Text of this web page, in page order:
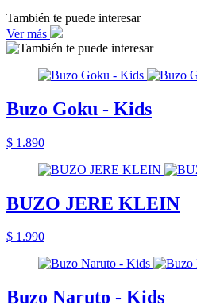
También te puede interesar
Ver más
Buzo Goku - Kids
$ 1.890
BUZO JERE KLEIN
$ 1.990
Buzo Naruto - Kids